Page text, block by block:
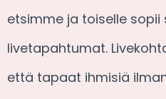
etsimme ja toiselle sopii
livetapahtumat.
että tapaat ihmisiä